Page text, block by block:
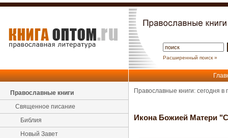
Расширенный поиск »
Православные книги
Священное писание
Библия
Новый Завет
Православные книги: сегодня
Икона Божией Матери